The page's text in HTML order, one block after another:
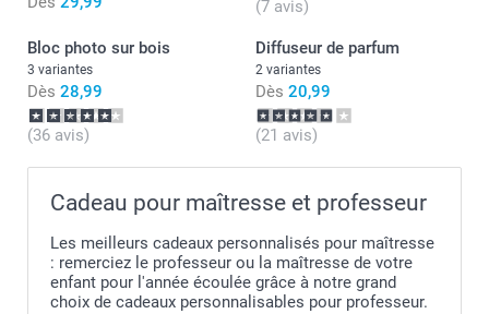
(7 avis)
Bloc photo sur bois
3 variantes
Dès 28,99
(36 avis)
Diffuseur de parfum
2 variantes
Dès 20,99
(21 avis)
Cadeau pour maîtresse et professeur
Les meilleurs cadeaux personnalisés pour maîtresse
: remerciez le professeur ou la maîtresse de votre
enfant pour l'année écoulée grâce à notre grand
choix de cadeaux personnalisables pour professeur.